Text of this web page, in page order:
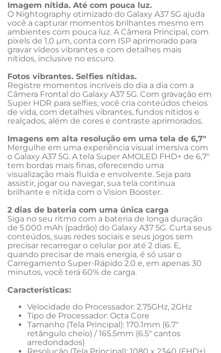
Imagem nítida. Até com pouca luz.
O Nightography otimizado do Galaxy A37 5G ajuda
você a capturar momentos brilhantes mesmo em
ambientes com pouca luz. A Câmera Principal, com
pixels de 1,0 µm, conta com ISP aprimorado para
gravar vídeos vibrantes e com detalhes mais
nítidos, inclusive no escuro.
Fotos vibrantes. Selfies nítidas.
Registre momentos incríveis do dia a dia com a
Câmera Frontal do Galaxy A37 5G. Com gravação em
Super HDR para selfies, você cria conteúdos cheios
de vida, com detalhes vibrantes, fundos nítidos e
realçados, além de cores e contraste aprimorados.
Imagens em alta resolução em uma tela de 6,7"
Mergulhe em uma experiência visual imersiva com
o Galaxy A37 5G. A tela Super AMOLED FHD+ de 6,7"
tem bordas mais finas, oferecendo uma
visualização mais fluida e envolvente. Seja para
assistir, jogar ou navegar, sua tela continua
brilhante e nítida com o Vision Booster.
2 dias de bateria com uma única carga
Siga no seu ritmo com a bateria de longa duração
de 5.000 mAh (padrão) do Galaxy A37 5G. Curta seus
conteúdos, suas redes sociais e seus jogos sem
precisar recarregar o celular por até 2 dias. E,
quando precisar de mais energia, é só usar o
Carregamento Super-Rápido 2.0 e, em apenas 30
minutos, você terá 60% de carga.
Características:
Velocidade do Processador: 2.75GHz, 2GHz
Tipo de Processador: Octa Core
Tamanho (Tela Principal): 170.1mm (6.7"
retângulo cheio) / 165.5mm (6.5" cantos
arredondados)